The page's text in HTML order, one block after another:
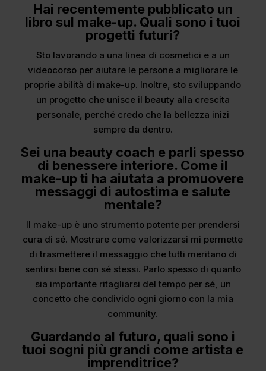
Hai recentemente pubblicato un
libro sul make-up. Quali sono i tuoi
progetti futuri?
Sto lavorando a una linea di cosmetici e a un
videocorso per aiutare le persone a migliorare le
proprie abilità di make-up. Inoltre, sto sviluppando
un progetto che unisce il beauty alla crescita
personale, perché credo che la bellezza inizi
sempre da dentro.
Sei una beauty coach e parli spesso
di benessere interiore. Come il
make-up ti ha aiutata a promuovere
messaggi di autostima e salute
mentale?
Il make-up è uno strumento potente per prendersi
cura di sé. Mostrare come valorizzarsi mi permette
di trasmettere il messaggio che tutti meritano di
sentirsi bene con sé stessi. Parlo spesso di quanto
sia importante ritagliarsi del tempo per sé, un
concetto che condivido ogni giorno con la mia
community.
Guardando al futuro, quali sono i
tuoi sogni più grandi come artista e
imprenditrice?